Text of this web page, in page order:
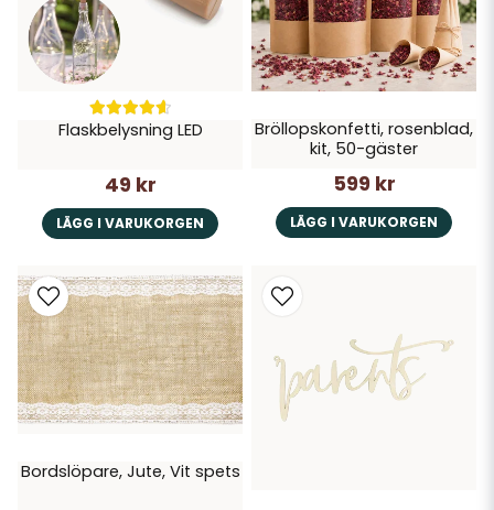
Flaskbelysning LED
49 kr
LÄGG I VARUKORGEN
Bröllopskonfetti, rosenblad,
kit, 50-gäster
599 kr
LÄGG I VARUKORGEN
Bordslöpare, Jute, Vit spets